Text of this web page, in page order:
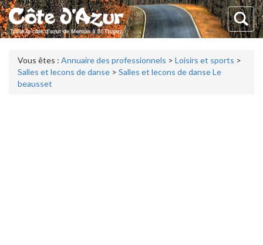
Vous êtes : Annuaire des professionnels > Loisirs et sports >
Salles et lecons de danse > Salles et lecons de danse Le
beausset